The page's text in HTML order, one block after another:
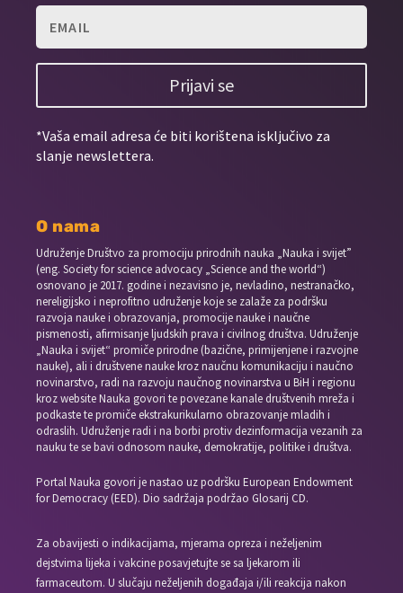
Prijavi se
*Vaša email adresa će biti korištena isključivo za
slanje newslettera.
O nama
Udruženje Društvo za promociju prirodnih nauka „Nauka i svijet”
(eng. Society for science advocacy „Science and the world“)
osnovano je 2017. godine i nezavisno je, nevladino, nestranačko,
nereligijsko i neprofitno udruženje koje se zalaže za podršku
razvoja nauke i obrazovanja, promocije nauke i naučne
pismenosti, afirmisanje ljudskih prava i civilnog društva. Udruženje
„Nauka i svijet“ promiče prirodne (bazične, primijenjene i razvojne
nauke), ali i društvene nauke kroz naučnu komunikaciju i naučno
novinarstvo, radi na razvoju naučnog novinarstva u BiH i regionu
kroz website Nauka govori te povezane kanale društvenih mreža i
podkaste te promiče ekstrakurikularno obrazovanje mladih i
odraslih. Udruženje radi i na borbi protiv dezinformacija vezanih za
nauku te se bavi odnosom nauke, demokratije, politike i društva.
Portal Nauka govori je nastao uz podršku European Endowment
for Democracy (EED). Dio sadržaja podržao Glosarij CD.
Za obavijesti o indikacijama, mjerama opreza i neželjenim
dejstvima lijeka i vakcine posavjetujte se sa ljekarom ili
farmaceutom. U slučaju neželjenih događaja i/ili reakcija nakon